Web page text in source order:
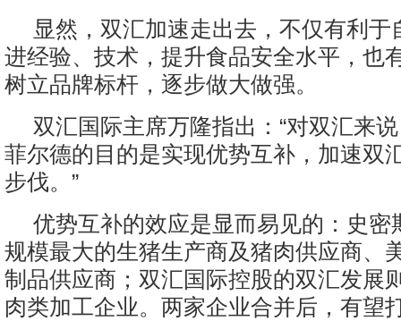
显然，双汇加速走出去，不仅有利于
进经验、技术，提升食品安全水平，也
树立品牌标杆，逐步做大做强。
双汇国际主席万隆指出：“对双汇来
菲尔德的目的是实现优势互补，加速双
步伐。”
优势互补的效应是显而易见的：史密
规模最大的生猪生产商及猪肉供应商、
制品供应商；双汇国际控股的双汇发展
肉类加工企业。两家企业合并后，有望